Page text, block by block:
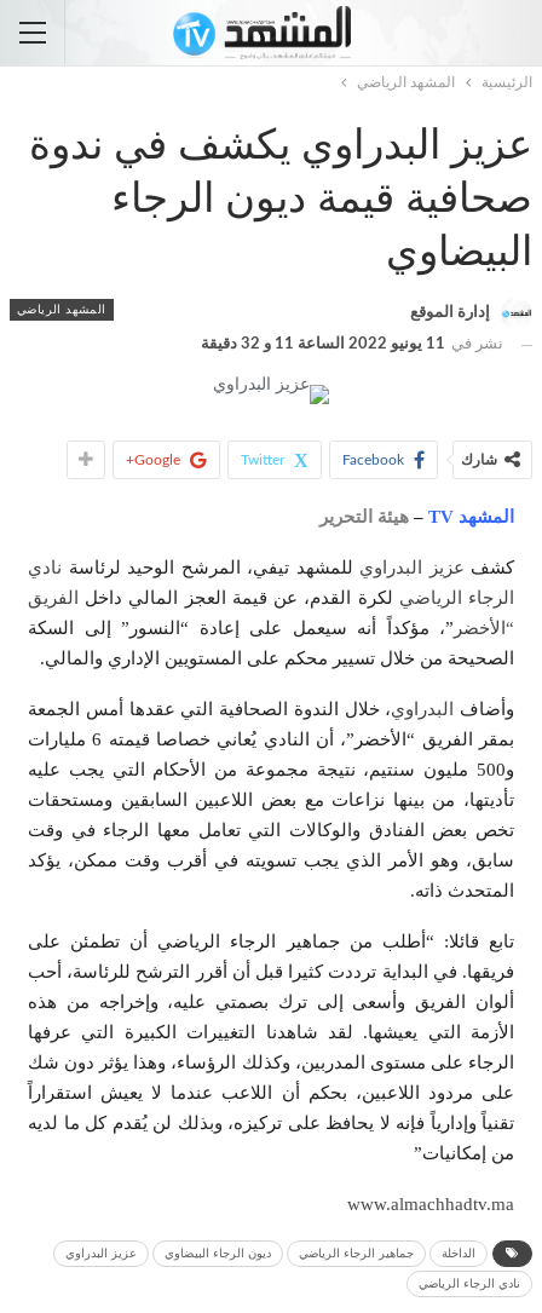
الرئيسية المشهد الرياضي
عزيز البدراوي يكشف في ندوة
صحافية قيمة ديون الرجاء
البيضاوي
المشهد الرياضي إدارة الموقع
نشر في 11 يونيو 2022 الساعة 11 و 32 دقيقة
شارك Facebook
Twitter
Google+
المشهد TV –هيئة التحرير
كشف عزيز البدراوي للمشهد تيفي، المرشح الوحيد لرئاسة نادي
الرجاء الرياضي لكرة القدم، عن قيمة العجز المالي داخل
الفريق
“الأخضر ”، مؤكداً أنه سيعمل على إعادة “النسور” إلى السكة
الصحيحة من خلال تسيير محكم على المستويين الإداري والمالي.
وأضاف البدراوي، خلال الندوة الصحافية التي عقدها أمس الجمعة
بمقر الفريق “الأخضر”، أن النادي يُعاني خصاصا قيمته 6 مليارات
و500 مليون سنتيم، نتيجة مجموعة من الأحكام التي يجب عليه
تأديتها، من بينها نزاعات مع بعض اللاعبين السابقين ومستحقات
تخص بعض الفنادق والوكالات التي تعامل معها الرجاء في وقت
سابق، وهو الأمر الذي يجب تسويته في أقرب وقت ممكن، يؤكد
المتحدث ذاته.
تابع قائلا: “أطلب من جماهير الرجاء الرياضي أن تطمئن على
فريقها. في البداية ترددت كثيرا قبل أن أقرر الترشح للرئاسة، أحب
ألوان الفريق وأسعى إلى ترك بصمتي عليه، وإخراجه من هذه
الأزمة التي يعيشها. لقد شاهدنا التغييرات الكبيرة التي عرفها
الرجاء على مستوى المدربين، وكذلك الرؤساء، وهذا يؤثر دون شك
على مردود اللاعبين، بحكم أن اللاعب عندما لا يعيش استقراراً
تقنياً وإدارياً فإنه لا يحافظ على تركيزه، وبذلك لن يُقدم كل ما لديه
من إمكانيات”
www.almachhadtv.ma
الداخلة جماهير الرجاء الرياضي ديون الرجاء البيضاوي عزيز البدراوي
نادي الرجاء الرياضي